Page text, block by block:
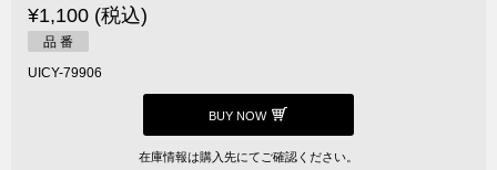
¥1,100 (税込)
品 番
UICY-79906
BUY NOW
在庫情報は購入先にてご確認ください。